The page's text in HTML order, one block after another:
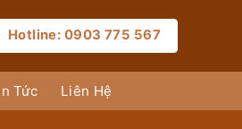
Hotline: 0903 775 567
Tức Liên Hệ